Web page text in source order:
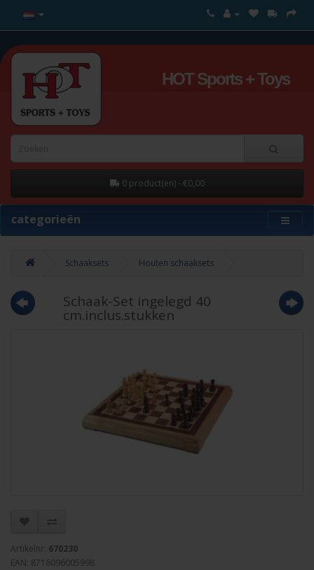
HOT Sports + Toys
0 product(en) - €0,00
categorieën
Schaaksets Houten schaaksets
Schaak-Set ingelegd 40
cm.inclus.stukken
Artikelnr: 670230
EAN: 8716096005998